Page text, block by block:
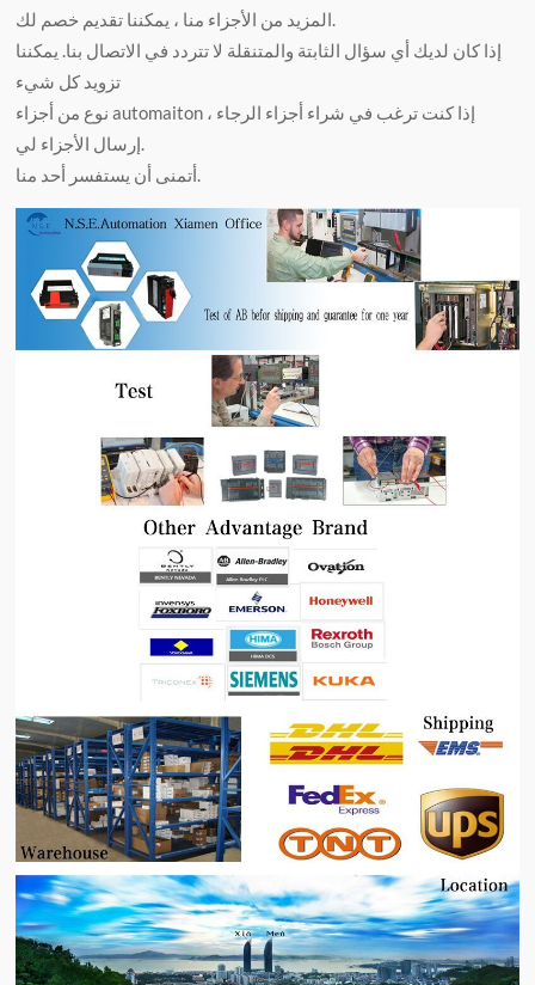
المزيد من الأجزاء منا ، يمكننا تقديم خصم لك.
إذا كان لديك أي سؤال الثابتة والمتنقلة لا تتردد في الاتصال بنا. يمكننا
تزويد كل شيء
نوع من أجزاء automaiton ، إذا كنت ترغب في شراء أجزاء الرجاء
إرسال الأجزاء لي.
أتمنى أن يستفسر أحد منا.